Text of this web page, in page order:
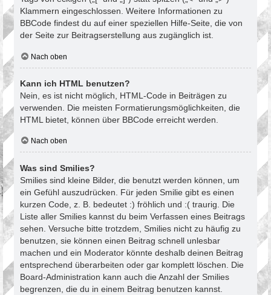
Klammern eingeschlossen. Weitere Informationen zu
BBCode findest du auf einer speziellen Hilfe-Seite, die von
der Seite zur Beitragserstellung aus zugänglich ist.
Nach oben
Kann ich HTML benutzen?
Nein, es ist nicht möglich, HTML-Code in Beiträgen zu
verwenden. Die meisten Formatierungsmöglichkeiten, die
HTML bietet, können über BBCode erreicht werden.
Nach oben
Was sind Smilies?
Smilies sind kleine Bilder, die benutzt werden können, um
ein Gefühl auszudrücken. Für jeden Smilie gibt es einen
kurzen Code, z. B. bedeutet :) fröhlich und :( traurig. Die
Liste aller Smilies kannst du beim Verfassen eines Beitrags
sehen. Versuche bitte trotzdem, Smilies nicht zu häufig zu
benutzen, sie können einen Beitrag schnell unlesbar
machen und ein Moderator könnte deshalb deinen Beitrag
entsprechend überarbeiten oder gar komplett löschen. Die
Board-Administration kann auch die Anzahl der Smilies
begrenzen, die du in einem Beitrag benutzen kannst.